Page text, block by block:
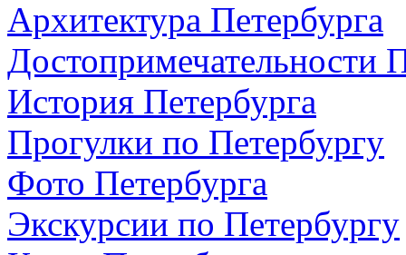
Архитектура Петербурга
Достопримечательности
История Петербурга
Прогулки по Петербургу
Фото Петербурга
Экскурсии по Петербургу